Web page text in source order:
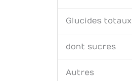
Glucides totaux
dont sucres
Autres